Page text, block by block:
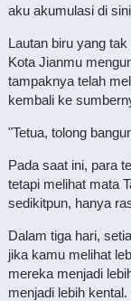
aku akumulasi di
Lautan biru yang
Kota Jianmu
tampaknya telah
kembali ke
"Tetua, tolong
Pada saat ini, para
tetapi melihat mata
sedikitpun, hanya
Dalam tiga hari,
jika kamu melihat
mereka menjadi
menjadi lebih